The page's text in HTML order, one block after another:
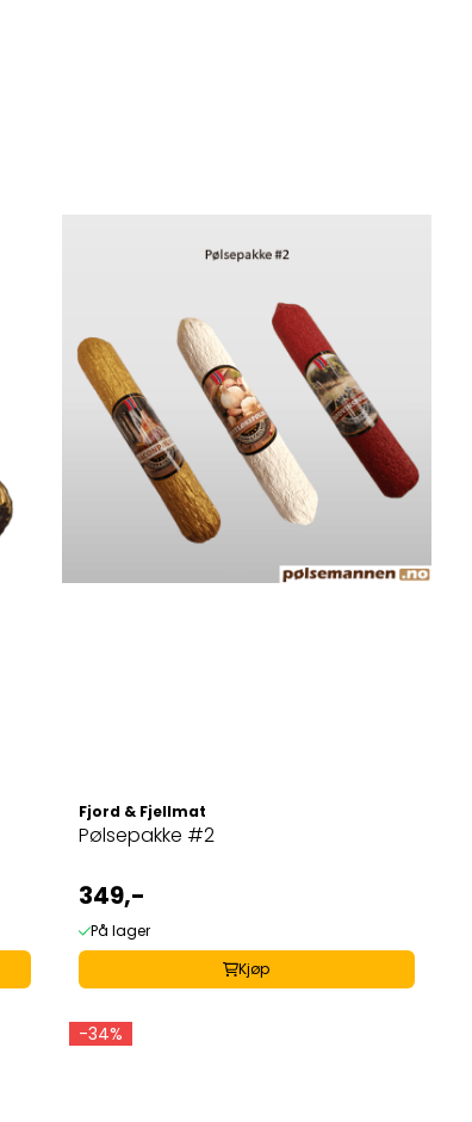
Fjord & Fjellmat
Pølsepakke #2
349,-
På lager
Kjøp
-34%